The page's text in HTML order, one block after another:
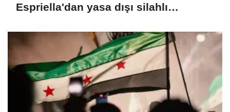
Espriella'dan yasa dışı silahlı